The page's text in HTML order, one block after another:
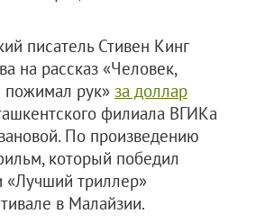
писатель Стивен Кинг
на рассказ «Человек,
пожимал рук» за доллар
филиала ВГИКа
По произведению
который победил
«Лучший триллер»
в Малайзии.